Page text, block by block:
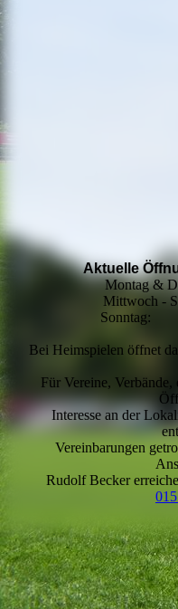
Aktuelle
Montag &
Mittwoch -
Bei Heimspielen öffnet
Für Vereine, Verbände,
Interesse an der
Vereinbarungen
Rudolf Becker